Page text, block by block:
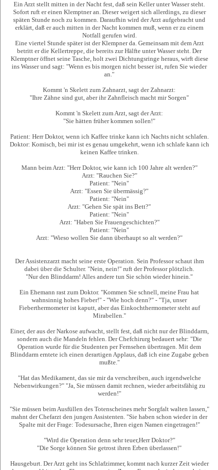
Ein Arzt stellt mitten in der Nacht fest, daß sein Keller unter Wasser steht.
Sofort ruft er einen Klemptner an. Dieser weigert sich allerdings, zu dieser
späten Stunde noch zu kommen. Daraufhin wird der Arzt aufgebracht und
erklärt, daß er auch mitten in der Nacht kommen muß, wenn er zu einem
Notfall gerufen wird.
Eine viertel Stunde später ist der Klempner da. Gemeinsam mit dem Arzt
betritt er die Kellertreppe, die bereits zur Hälfte unter Wasser steht. Der
Klemptner öffnet seine Tasche, holt zwei Dichtungsringe heraus, wirft diese
ins Wasser und sagt: "Wenn es bis morgen nicht besser ist, rufen Sie wieder
an."
Kommt 'n Skelett zum Zahnarzt, sagt der Zahnarzt:
"Ihre Zähne sind gut, aber ihr Zahnfleisch macht mir Sorgen"
Kommt 'n Skelett zum Arzt, sagt der Arzt:
"Sie hätten früher kommen sollen!"
Patient: Herr Doktor, wenn ich Kaffee trinke kann ich Nachts nicht schlafen.
Doktor: Komisch, bei mir ist es genau umgekehrt, wenn ich schlafe kann ich
keinen Kaffee trinken.
Mann beim Arzt: "Herr Doktor, wie kann ich 100 Jahre alt werden?"
Arzt: "Rauchen Sie?"
Patient: "Nein"
Arzt: "Essen Sie übermässig?"
Patient: "Nein"
Arzt: "Gehen Sie spät ins Bett?"
Patient: "Nein"
Arzt: "Haben Sie Frauengeschichten?"
Patient: "Nein"
Arzt: "Wieso wollen Sie dann überhaupt so alt werden?"
Der Assistenzarzt macht seine erste Operation. Sein Professor schaut ihm
dabei über die Schulter. "Nein, nein!" ruft der Professor plötzlich.
"Nur den Blinddarm! Alles andere tun Sie schön wieder hinein."
Ein Ehemann rast zum Doktor. "Kommen Sie schnell, meine Frau hat
wahnsinnig hohes Fieber!" - "Wie hoch denn?" - "Tja, unser
Fieberthermometer ist kaputt, aber das Einkochthermometer steht auf
Mirabellen."
Einer, der aus der Narkose aufwacht, stellt fest, daß nicht nur der Blinddarm,
sondern auch die Mandeln fehlen. Der Chefchirurg bedauert sehr: "Die
Operation wurde für die Studenten per Fernsehen übertragen. Mit dem
Blinddarm erntete ich einen derartigen Applaus, daß ich eine Zugabe geben
mußte."
"Hat das Medikament, das sie mir da verschreiben, auch irgendwelche
Nebenwirkungen?" "Ja, Sie müssen damit rechnen, wieder arbeitsfähig zu
werden!"
"Sie müssen beim Ausfüllen des Totenscheines mehr Sorgfalt walten lassen,"
mahnt der Chefarzt den jungen Assistenten. "Sie haben schon wieder in der
Spalte mit der Frage: Todesursache, Ihren eigen Namen eingetragen!"
"Wird die Operation denn sehr teuer,Herr Doktor?"
"Die Sorge können Sie getrost ihren Erben überlassen!"
Hausgeburt. Der Arzt geht ins Schlafzimmer, kommt nach kurzer Zeit wieder